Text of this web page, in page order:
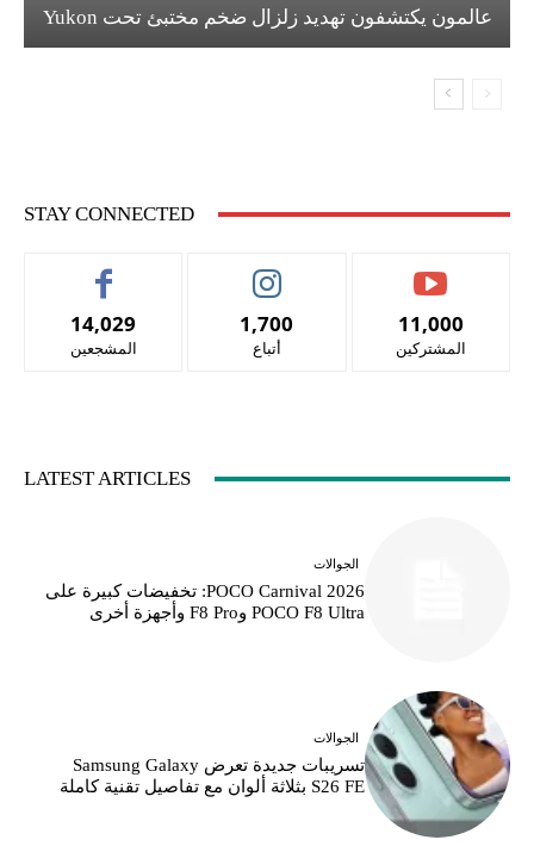
عالمون يكتشفون تهديد زلزال ضخم مختبئ تحت Yukon
STAY CONNECTED
14,029
المشجعين
1,700
أتباع
11,000
المشتركين
LATEST ARTICLES
الجوالات
POCO Carnival 2026: تخفيضات كبيرة على
POCO F8 Ultra وF8 Pro وأجهزة أخرى
الجوالات
تسريبات جديدة تعرض Samsung Galaxy
S26 FE بثلاثة ألوان مع تفاصيل تقنية كاملة